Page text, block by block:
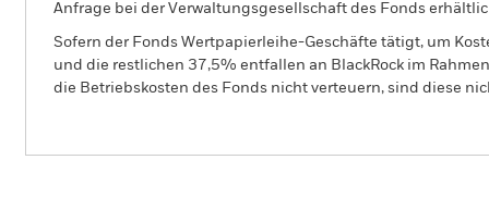
Anfrage bei der Verwaltungsgesellschaft des Fonds
Sofern der Fonds Wertpapierleihe-Geschäfte tätigt, um
und die restlichen 37,5% entfallen an BlackRock im
die Betriebskosten des Fonds nicht verteuern, sind diese